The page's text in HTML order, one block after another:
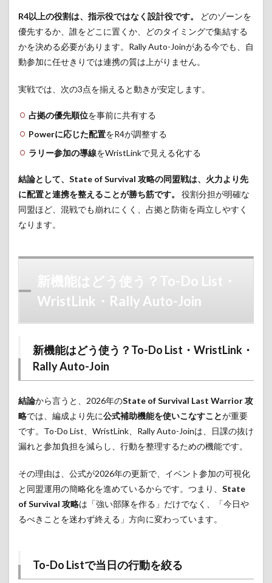
R4以上の役割は、指示役ではなく設計役です。
どのゾーンを
優先するか、誰をどこに置くか、どのタイミングで集結する
かを決める必要があります。Rally Auto-Joinがある今でも、自
動参加に任せきりでは連携の質は上がりません。
実戦では、次の3点を揃えると動きが安定します。
占拠の優先順位を事前に共有する
Powerに応じた配置をR4が調整する
ラリー参加の導線をWristLinkで見える化する
結論として、State of Survival 攻略の同盟戦は、火力より先
に配置と連携を整えることが勝ち筋です。
役割分担が明確な
同盟ほど、混戦でも崩れにくく、占拠と防衛を両立しやすく
なります。
新機能はどう使う？To-Do List・
WristLink・Rally Auto-Join
新機能はどう使う？To-Do List・WristLink・
Rally Auto-Join
結論から言うと、2026年のState of Survival Last Warrior 攻
略では、編成より先に公式補助機能を使いこなすことが重要
です。To-Do List、WristLink、Rally Auto-Joinは、日課の抜け
漏れと参加負担を減らし、行動を整理するための機能です。
その理由は、公式が2026年の更新で、イベント参加の可視化
と同盟運用の簡略化を進めているからです。つまり、 State
of Survival 攻略は「強い部隊を作る」だけでなく、「今日や
るべきことを迷わず終える」方向に変わっています。
To-Do Listで当日の行動を絞る